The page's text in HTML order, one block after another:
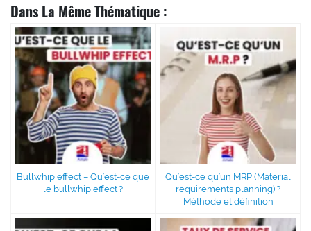
Dans La Même Thématique :
Bullwhip effect – Qu’est-ce que
le bullwhip effect ?
Qu’est-ce qu’un MRP (Material
requirements planning) ?
Méthode et définition